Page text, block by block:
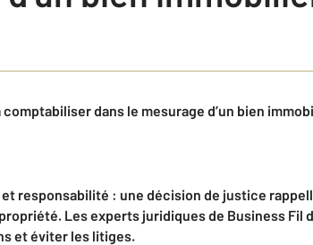
dans le mesurage d’un bien
responsabilité : une décision de justice
Les experts juridiques de Business
et éviter les litiges.